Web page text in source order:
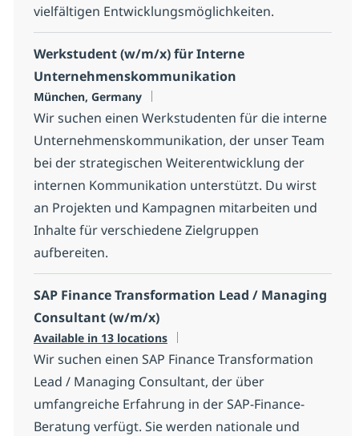
vielfältigen Entwicklungsmöglichkeiten.
Werkstudent (w/m/x) für Interne
Unternehmenskommunikation
Location
München, Germany
Wir suchen einen Werkstudenten für die interne
Unternehmenskommunikation, der unser Team
bei der strategischen Weiterentwicklung der
internen Kommunikation unterstützt. Du wirst
an Projekten und Kampagnen mitarbeiten und
Inhalte für verschiedene Zielgruppen
aufbereiten.
SAP Finance Transformation Lead / Managing
Consultant (w/m/x)
Available in 13 locations
Wir suchen einen SAP Finance Transformation
Lead / Managing Consultant, der über
umfangreiche Erfahrung in der SAP-Finance-
Beratung verfügt. Sie werden nationale und